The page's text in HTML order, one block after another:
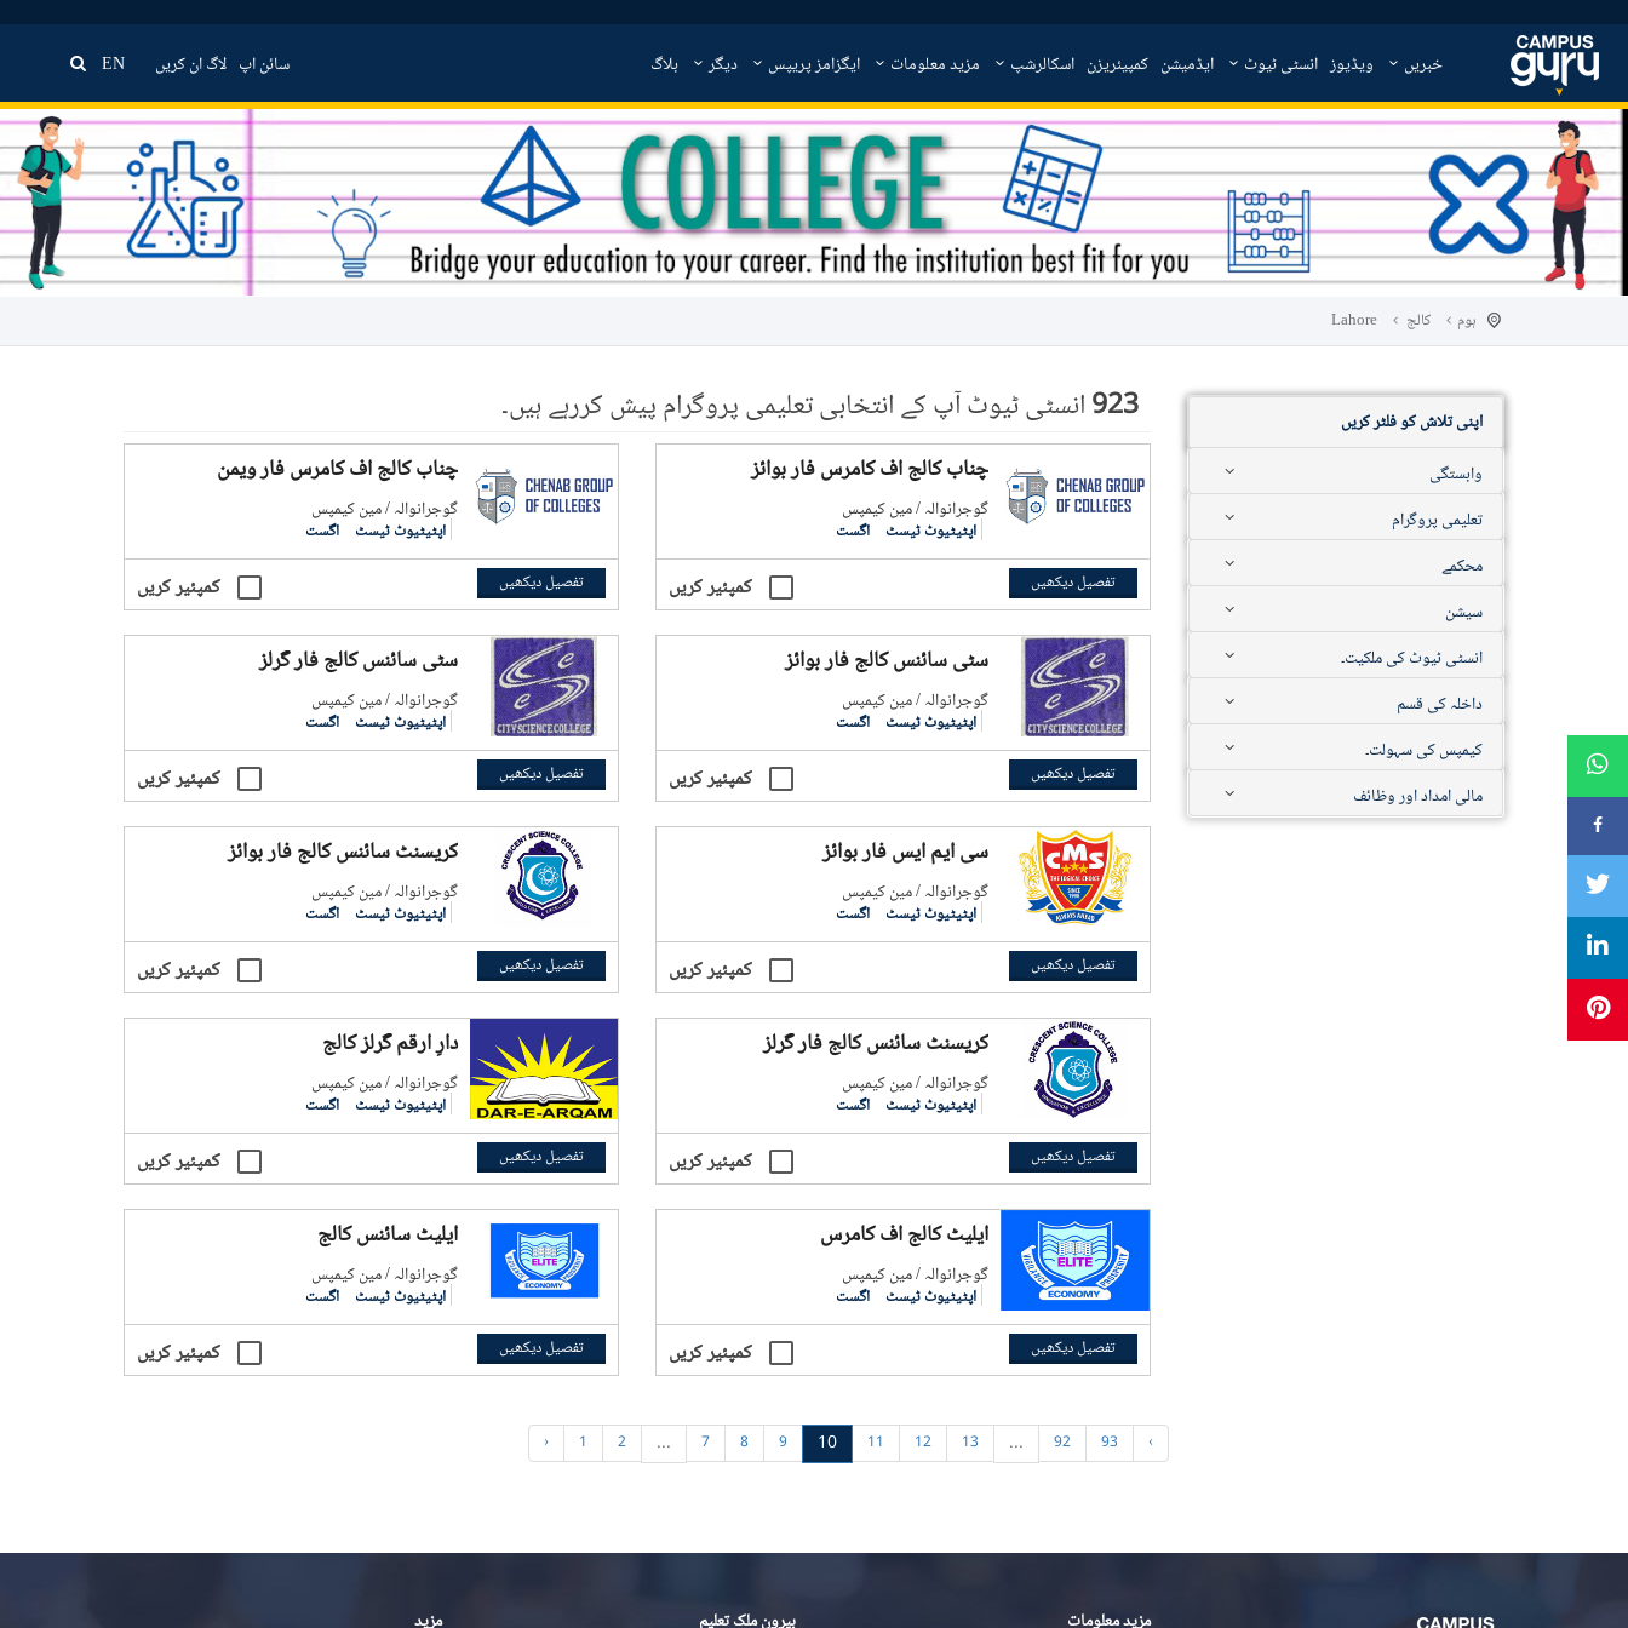
خبریں ویڈیوز انسٹی ٹیوٹ ایڈمیشن کمپیئریزن اسکالرشپ مزید معلومات ایگزامز پریپس دیگر بلاگ سائن اپ لاگ ان کریں EN
ہوم کالج Lahore
اپنی تلاش کو فلٹر کریں
وابستگی
تعلیمی پروگرام
محکمے
سیشن
انسٹی ٹیوٹ کی ملکیت۔
داخلہ کی قسم
کیمپس کی سہولت۔
مالی امداد اور وظائف
923انسٹی ٹیوٹ آپ کے انتخابی تعلیمی پروگرام پیش کررہے ہیں۔
چناب کالج آف کامرس فار بوائز
گوجرانوالہ / مین کیمپس
اپٹیٹیوٹ ٹیسٹ اگست
کمپئیر کریں تفصیل دیکھیں
چناب کالج آف کامرس فار ویمن
گوجرانوالہ / مین کیمپس
اپٹیٹیوٹ ٹیسٹ اگست
کمپئیر کریں تفصیل دیکھیں
سٹی سائنس کالج فار بوائز
گوجرانوالہ / مین کیمپس
اپٹیٹیوٹ ٹیسٹ اگست
کمپئیر کریں تفصیل دیکھیں
سٹی سائنس کالج فار گرلز
گوجرانوالہ / مین کیمپس
اپٹیٹیوٹ ٹیسٹ اگست
کمپئیر کریں تفصیل دیکھیں
سی ایم ایس فار بوائز
گوجرانوالہ / مین کیمپس
اپٹیٹیوٹ ٹیسٹ اگست
کمپئیر کریں تفصیل دیکھیں
کریسنٹ سائنس کالج فار بوائز
گوجرانوالہ / مین کیمپس
اپٹیٹیوٹ ٹیسٹ اگست
کمپئیر کریں تفصیل دیکھیں
کریسنٹ سائنس کالج فار گرلز
گوجرانوالہ / مین کیمپس
اپٹیٹیوٹ ٹیسٹ اگست
کمپئیر کریں تفصیل دیکھیں
دارِ ارقم گرلز کالج
گوجرانوالہ / مین کیمپس
اپٹیٹیوٹ ٹیسٹ اگست
کمپئیر کریں تفصیل دیکھیں
ایلیٹ کالج آف کامرس
گوجرانوالہ / مین کیمپس
اپٹیٹیوٹ ٹیسٹ اگست
کمپئیر کریں تفصیل دیکھیں
ایلیٹ سائنس کالج
گوجرانوالہ / مین کیمپس
اپٹیٹیوٹ ٹیسٹ اگست
کمپئیر کریں تفصیل دیکھیں
‹ 1 2 ... 7 8 9 10 11 12 13 ... 92 93 ›
مزید معلومات بیرون ملک تعلیم مزید